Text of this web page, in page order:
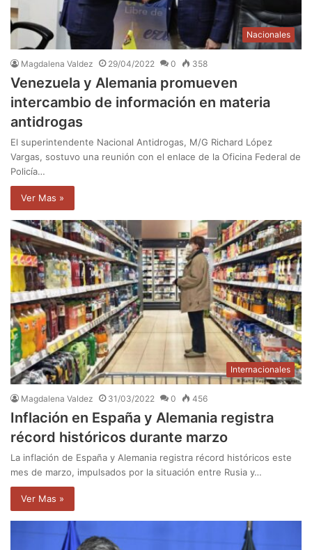
Nacionales
Magdalena Valdez 29/04/2022 0 358
Venezuela y Alemania promueven
intercambio de información en materia
antidrogas
El superintendente Nacional Antidrogas, M/G Richard López
Vargas, sostuvo una reunión con el enlace de la Oficina Federal de
Policía…
Ver Mas »
Internacionales
Magdalena Valdez 31/03/2022 0 456
Inflación en España y Alemania registra
récord históricos durante marzo
La inflación de España y Alemania registra récord históricos este
mes de marzo, impulsados por la situación entre Rusia y…
Ver Mas »